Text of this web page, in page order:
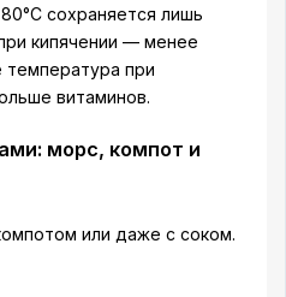
сохраняется лишь
кипячении — менее
при
витаминов.
морс, компот и
или даже с соком.